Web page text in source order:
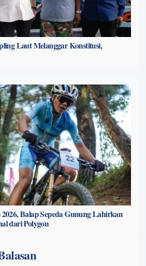
Laut Melanggar Konstitusi,
2026, Balap Sepeda Gunung Lahirkan
dari Polygon